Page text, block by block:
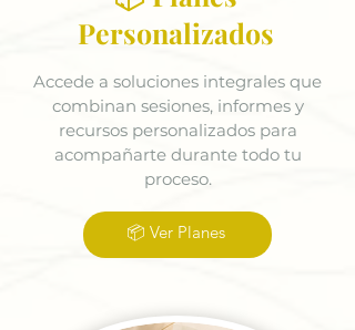
Personalizados
Accede a soluciones integrales que
combinan sesiones, informes y
recursos personalizados para
acompañarte durante todo tu
proceso.
📦 Ver Planes